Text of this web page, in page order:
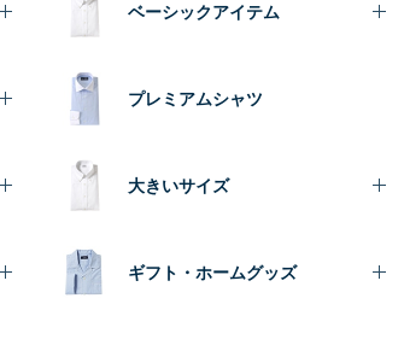
ベーシックアイテム
プレミアムシャツ
大きいサイズ
ギフト・ホームグッズ